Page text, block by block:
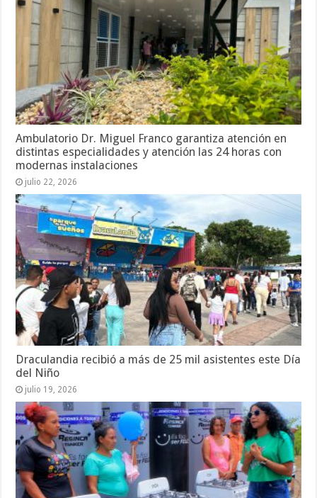
Ambulatorio Dr. Miguel Franco garantiza atención en
distintas especialidades y atención las 24 horas con
modernas instalaciones
julio 22, 2026
Draculandia recibió a más de 25 mil asistentes este Día
del Niño
julio 19, 2026